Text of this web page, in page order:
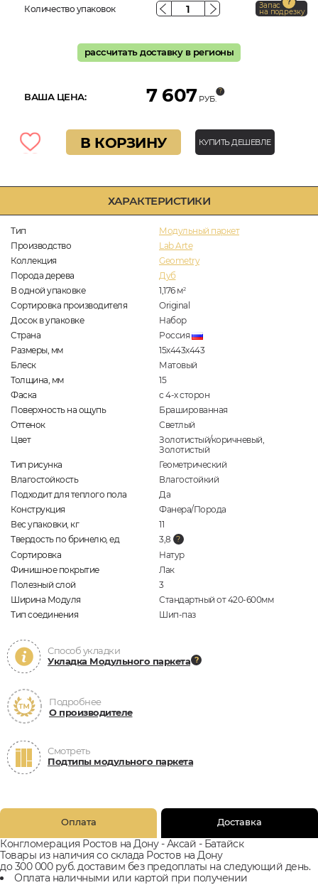
ХАРАКТЕРИСТИКИ
Тип
Модульный паркет
Производство
Lab Arte
Коллекция
Geometry
Порода дерева
Дуб
В одной упаковке
1,176 м2
Сортировка производителя
Original
Досок в упаковке
Набор
Страна
Россия
Размеры, мм
15х443х443
Блеск
Матовый
Толщина, мм
15
Фаска
с 4-х сторон
Поверхность на ощупь
Брашированная
Оттенок
Светлый
Цвет
Золотистый/коричневый,
Золотистый
Тип рисунка
Геометрический
Влагостойкость
Влагостойкий
Подходит для теплого пола
Да
Конструкция
Фанера/Порода
Вес упаковки, кг
11
Твердость по бринелю, ед
3,8
Сортировка
Натур
Финишное покрытие
Лак
Полезный слой
3
Ширина Модуля
Стандартный от 420-600мм
Тип соединения
Шип-паз
Способ укладки
Укладка Модульного паркета
Подробнее
О производителе
Смотреть
Подтипы модульного паркета
Количество упаковок Запас
на подрезку
рассчитать доставку в регионы
ВАША ЦЕНА: 7 607 РУБ.
В КОРЗИНУ КУПИТЬ ДЕШЕВЛЕ
Оплата Доставка
Конгломерация Ростов на Дону - Аксай - Батайск
Товары из наличия со склада Ростов на Дону
до 300 000 руб. доставим без предоплаты на следующий день.
Оплата наличными или картой при получении